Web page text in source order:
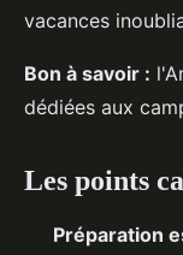
vacances
Bon à savoir :
dédiées aux
Les points
Préparation